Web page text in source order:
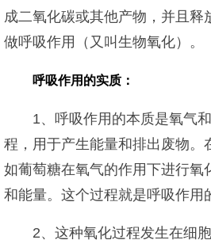
成二氧化碳或其他产物，并且释
做呼吸作用（又叫生物氧化）。
呼吸作用的实质：
1、呼吸作用的本质是氧气
程，用于产生能量和排出废物。
如葡萄糖在氧气的作用下进行氧
和能量。这个过程就是呼吸作用
2、这种氧化过程发生在细